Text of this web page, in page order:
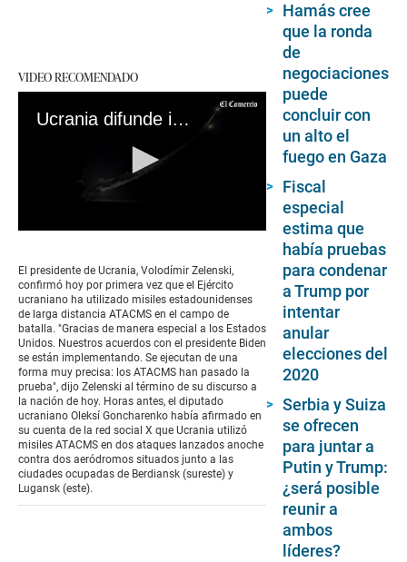
VIDEO RECOMENDADO
Ucrania difunde imágenes del lanzamiento de ATACMS estadounidenses
of
21
seconds
El presidente de Ucrania, Volodímir Zelenski,
confirmó hoy por primera vez que el Ejército
ucraniano ha utilizado misiles estadounidenses
de larga distancia ATACMS en el campo de
batalla. "Gracias de manera especial a los Estados
Unidos. Nuestros acuerdos con el presidente Biden
se están implementando. Se ejecutan de una
forma muy precisa: los ATACMS han pasado la
prueba", dijo Zelenski al término de su discurso a
la nación de hoy. Horas antes, el diputado
ucraniano Oleksí Goncharenko había afirmado en
su cuenta de la red social X que Ucrania utilizó
misiles ATACMS en dos ataques lanzados anoche
contra dos aeródromos situados junto a las
ciudades ocupadas de Berdiansk (sureste) y
Lugansk (este).
Hamás cree
que la ronda
de
negociaciones
puede
concluir con
un alto el
fuego en Gaza
Fiscal
especial
estima que
había pruebas
para condenar
a Trump por
intentar
anular
elecciones del
2020
Serbia y Suiza
se ofrecen
para juntar a
Putin y Trump:
¿será posible
reunir a
ambos
líderes?